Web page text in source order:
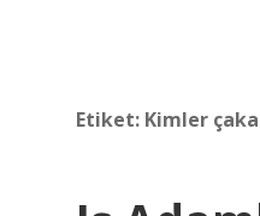
Etiket: Kimler